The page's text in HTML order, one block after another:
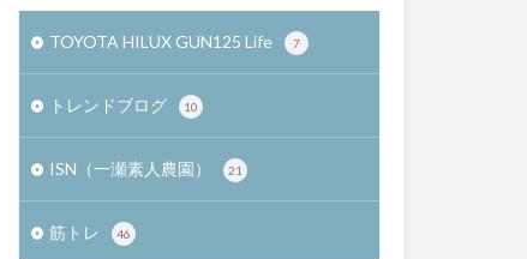
TOYOTA HILUX GUN125 Life 7
トレンドブログ 10
ISN（一瀬素人農園） 21
筋トレ 46